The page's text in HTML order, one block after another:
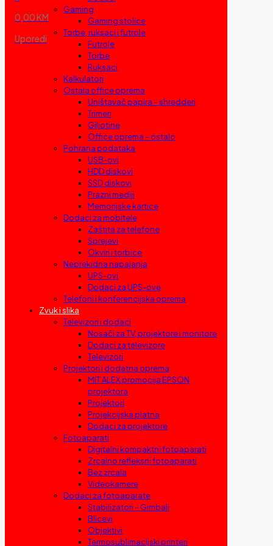
0,00 KM
Uporedi
Gaming
Gaming stolice
Torbe, ruksaci i futrole
Futrole
Torbe
Ruksaci
Kalkulatori
Ostala office oprema
Uništavač papira – shredderi
Trimeri
Giljotine
Office oprema – ostalo
Pohrana podataka
USB-ovi
HDD diskovi
SSD diskovi
Prazni mediji
Memorijske kartice
Dodaci za mobitele
Zaštita za telefone
Sprejevi
Okviri i torbice
Neprekidna napajanja
UPS-ovi
Dodaci za UPS-ove
Telefoni i konferencijska oprema
Zvuk i slika
Televizori i dodaci
Nosači za TV, projektore i monitore
Dodaci za televizore
Televizori
Projektori i dodatna oprema
MIT ALEX promocija EPSON
projektora
Projektori
Projekcijska platna
Dodaci za projektore
Fotoaparati
Digitalni kompaktni fotoaparati
Zrcalno refleksni fotoaparati
Bez zrcala
Videokamere
Dodaci za fotoaparate
Stabilizatori – Gimbali
Blicevi
Objektivi
Termosublimacijski printeri